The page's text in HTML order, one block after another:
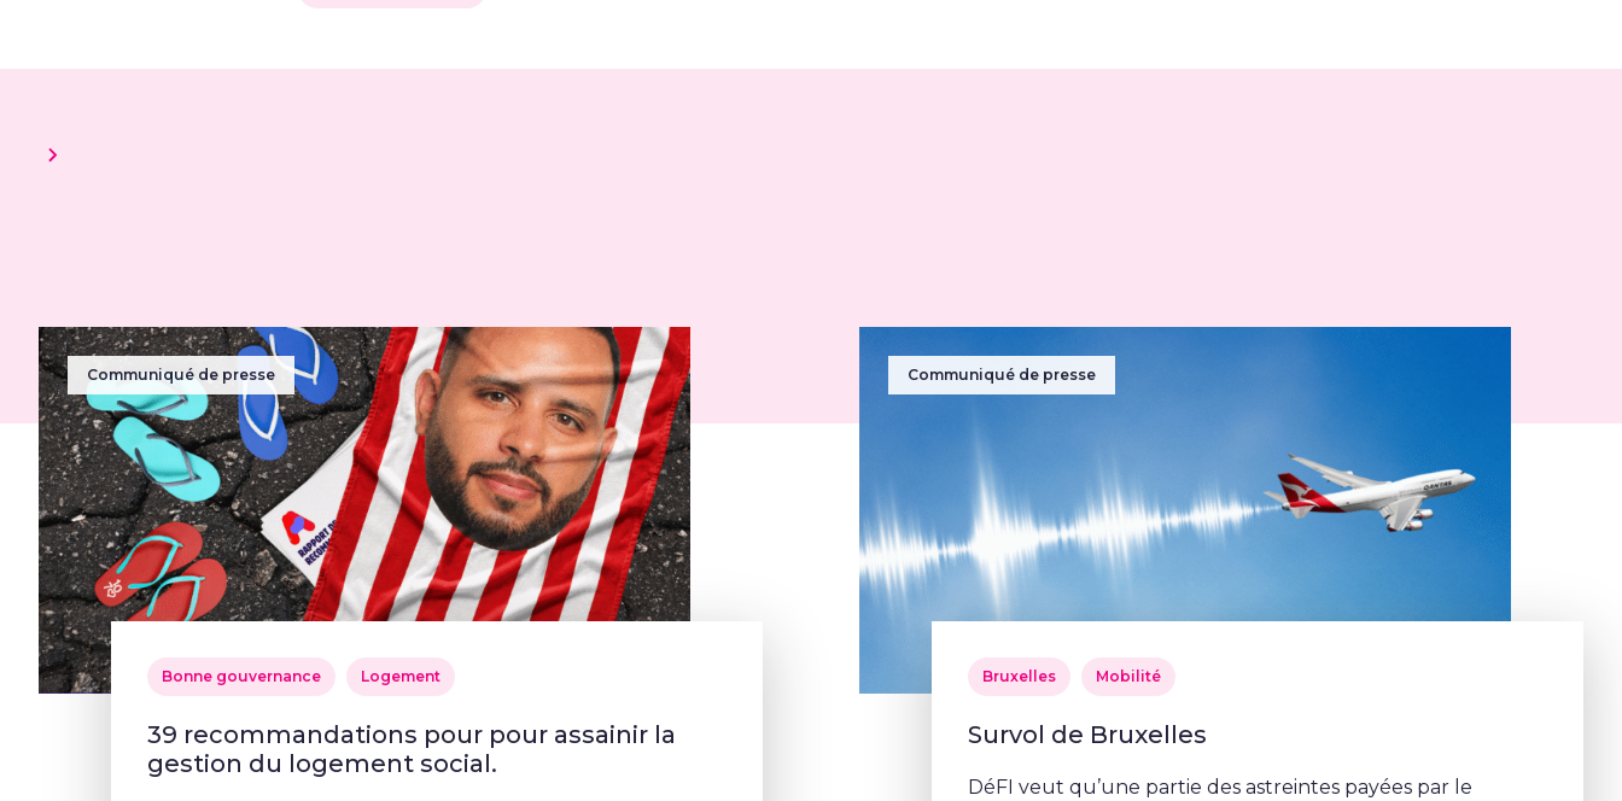
Communiqué de presse
Bonne gouvernance Logement
39 recommandations pour pour assainir la
gestion du logement social.
Communiqué de presse
Bruxelles Mobilité
Survol de Bruxelles
DéFI veut qu’une partie des astreintes payées par le